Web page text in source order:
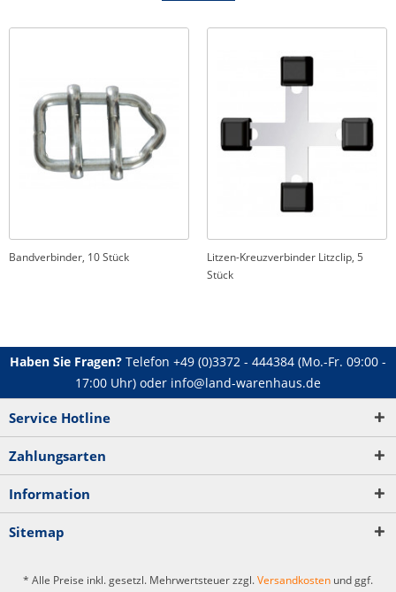
Bandverbinder, 10 Stück
Litzen-Kreuzverbinder Litzclip, 5
Stück
Haben Sie Fragen? Telefon +49 (0)3372 - 444384 (Mo.-Fr. 09:00 -
17:00 Uhr) oder info@land-warenhaus.de
Service Hotline
Zahlungsarten
Information
Sitemap
* Alle Preise inkl. gesetzl. Mehrwertsteuer zzgl.Versandkosten und ggf.